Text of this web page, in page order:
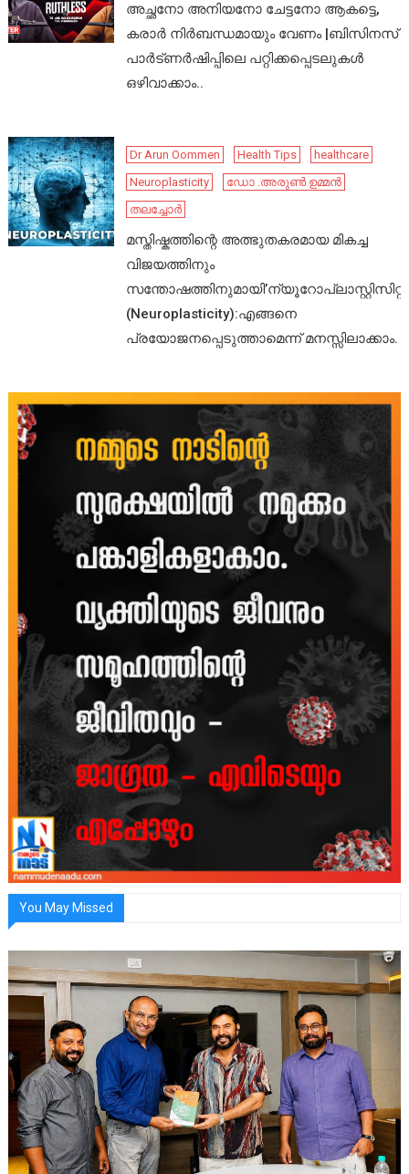
അച്ഛനോ അനിയനോ ചേട്ടനോ ആകട്ടെ,
കരാർ നിർബന്ധമായും വേണം |ബിസിനസ്
പാർട്ണർഷിപ്പിലെ പറ്റിക്കപ്പെടലുകൾ
ഒഴിവാക്കാം..
Dr Arun Oommen Health Tips
healthcare
Neuroplasticity
ഡോ .അരുൺ ഉമ്മൻ
തലച്ചോർ
മസ്തിഷ്കത്തിന്റെ അത്ഭുതകരമായ മികച്ച
വിജയത്തിനും
സന്തോഷത്തിനുമായി’ന്യൂറോപ്ലാസ്റ്റിസിറ്റി’
(Neuroplasticity):എങ്ങനെ
പ്രയോജനപ്പെടുത്താമെന്ന് മനസ്സിലാക്കാം.
You May Missed